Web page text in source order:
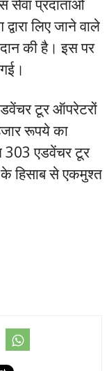
सेवा प्रदाताओं
लिए जाने वाले
की है। इस पर
टूर ऑपरेटरों
रूपये का
303 एडवेंचर टूर
हिसाब से एकमुश्त